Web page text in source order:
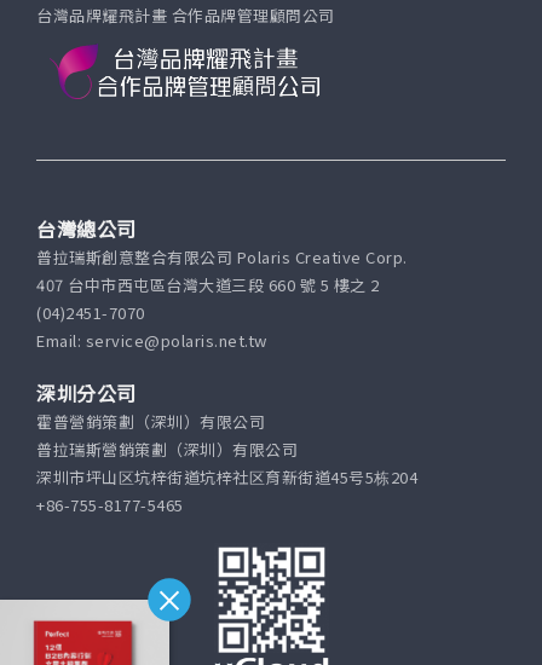
台灣品牌耀飛計畫 合作品牌管理顧問公司
台灣總公司
普拉瑞斯創意整合有限公司 Polaris Creative Corp.
407 台中市西屯區台灣大道三段 660 號 5 樓之 2
(04)2451-7070
Email: service@polaris.net.tw
深圳分公司
霍普營銷策劃（深圳）有限公司
普拉瑞斯營銷策劃（深圳）有限公司
深圳市坪山区坑梓街道坑梓社区育新街道45号5栋204
+86-755-8177-5465